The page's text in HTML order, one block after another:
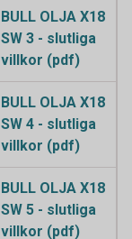
BULL OLJA X18
SW 3 - slutliga
villkor (pdf)
BULL OLJA X18
SW 4 - slutliga
villkor (pdf)
BULL OLJA X18
SW 5 - slutliga
villkor (pdf)